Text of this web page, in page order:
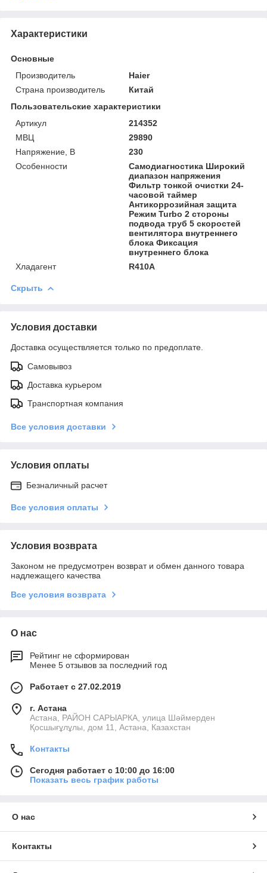
Характеристики
Основные
Производитель
Haier
Страна производитель
Китай
Пользовательские характеристики
Артикул
214352
МВЦ
29890
Напряжение, В
230
Особенности
Самодиагностика Широкий
диапазон напряжения
Фильтр тонкой очистки 24-
часовой таймер
Антикоррозийная защита
Режим Turbo 2 стороны
подвода труб 5 скоростей
вентилятора внутреннего
блока Фиксация
внутреннего блока
Хладагент
R410A
Скрыть
Условия доставки
Доставка осуществляется только по предоплате.
Самовывоз
Доставка курьером
Транспортная компания
Все условия доставки
Условия оплаты
Безналичный расчет
Все условия оплаты
Условия возврата
Законом не предусмотрен возврат и обмен данного товара
надлежащего качества
Все условия возврата
О нас
Рейтинг не сформирован
Менее 5 отзывов за последний год
Работает с 27.02.2019
г. Астана
Астана, РАЙОН САРЫАРКА, улица Шәймерден
Қосшығұлұлы, дом 11, Астана, Казахстан
Контакты
Сегодня работает с 10:00 до 16:00
Показать весь график работы
О нас
Контакты